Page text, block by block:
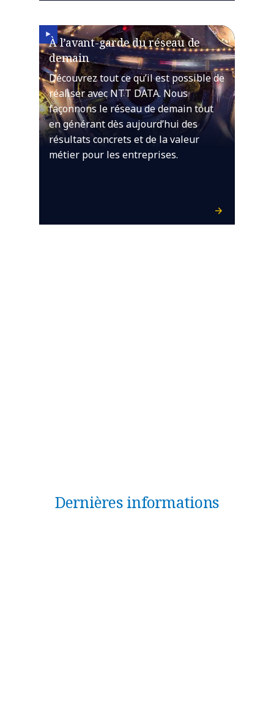
À l’avant-garde du réseau de
demain
Découvrez tout ce qu’il est possible de
réaliser avec NTT DATA. Nous
façonnons le réseau de demain tout
en générant dès aujourd’hui des
résultats concrets et de la valeur
métier pour les entreprises.
Dernières informations